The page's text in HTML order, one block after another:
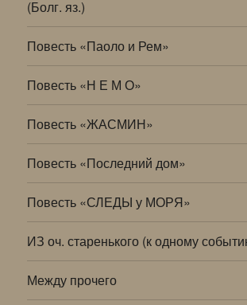
(Болг. яз.)
Повесть «Паоло и Рем»
Повесть «Н Е М О»
Повесть «ЖАСМИН»
Повесть «Последний дом»
Повесть «СЛЕДЫ у МОРЯ»
ИЗ оч. старенького (к одному
Между прочего